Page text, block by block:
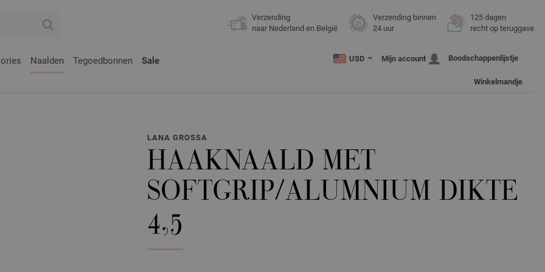
Verzending
naar Nederland en België
Verzending binnen
24 uur
125 dagen
recht op teruggave
Naalden Tegoedbonnen Sale USD Mijn account Boodschappenlijstje
Winkelmandje
LANA GROSSA
HAAKNAALD MET
SOFTGRIP/ALUMNIUM DIKTE
4,5